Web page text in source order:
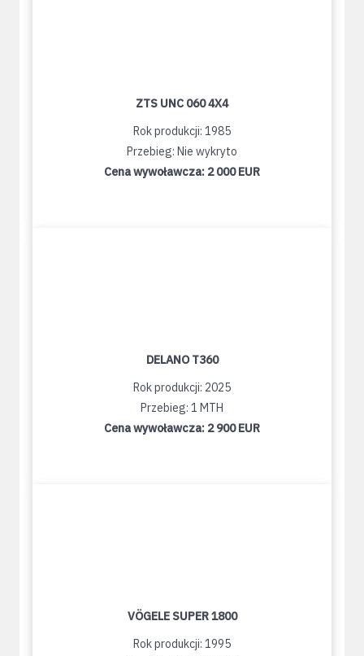
ZTS UNC 060 4X4
Rok produkcji: 1985
Przebieg: Nie wykryto
Cena wywoławcza: 2 000 EUR
DELANO T360
Rok produkcji: 2025
Przebieg: 1 MTH
Cena wywoławcza: 2 900 EUR
VÖGELE SUPER 1800
Rok produkcji: 1995